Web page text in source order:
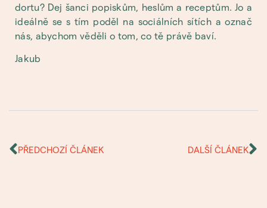
dortu? Dej šanci popiskům, heslům a receptům. Jo a
ideálně se s tím poděl na sociálních sítích a označ
nás, abychom věděli o tom, co tě právě baví.
Jakub
PŘEDCHOZÍ ČLÁNEK DALŠÍ ČLÁNEK